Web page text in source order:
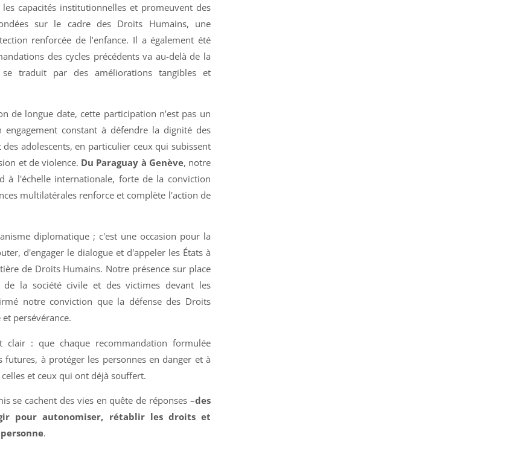
capacités institutionnelles et promeuvent des
sur le cadre des Droits Humains, une
renforcée de l’enfance. Il a également été
des cycles précédents va au-delà de la
traduit par des améliorations tangibles et
de longue date, cette participation n’est pas un
constant à défendre la dignité des
adolescents, en particulier ceux qui subissent
et de violence. Du Paraguay à Genève, notre
à l'échelle internationale, forte de la conviction
multilatérales renforce et complète l'action de
diplomatique ; c'est une occasion pour la
d'engager le dialogue et d'appeler les États à
de Droits Humains. Notre présence sur place
la société civile et des victimes devant les
notre conviction que la défense des Droits
persévérance.
clair : que chaque recommandation formulée
à protéger les personnes en danger et à
et ceux qui ont déjà souffert.
se cachent des vies en quête de réponses –des
pour autonomiser, rétablir les droits et
.